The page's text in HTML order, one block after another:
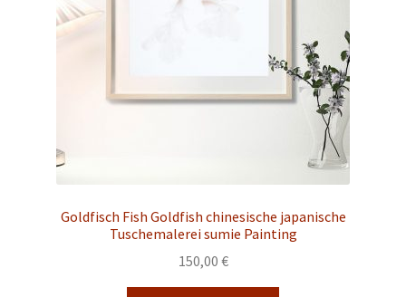
Goldfisch Fish Goldfish chinesische japanische
Tuschemalerei sumie Painting
150,00 €